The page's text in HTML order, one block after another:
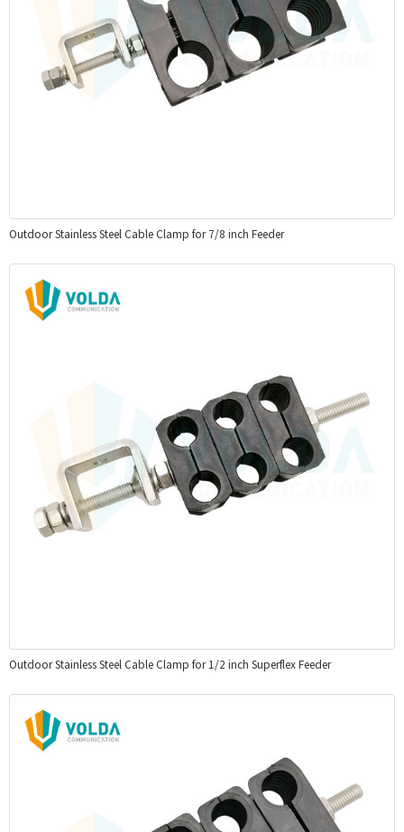
Outdoor Stainless Steel Cable Clamp for 7/8 inch Feeder
Outdoor Stainless Steel Cable Clamp for 1/2 inch Superflex Feeder